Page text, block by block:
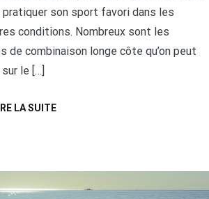
pratiquer son sport favori dans les
conditions. Nombreux sont les
de combinaison longe côte qu’on peut
le […]
LA SUITE